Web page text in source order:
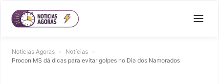
Noticias Agoras » Notícias »
Procon MS dá dicas para evitar golpes no Dia dos Namorados